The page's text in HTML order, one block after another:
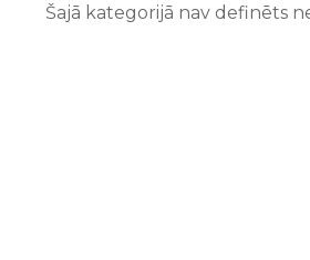
Šajā kategorijā nav definēts